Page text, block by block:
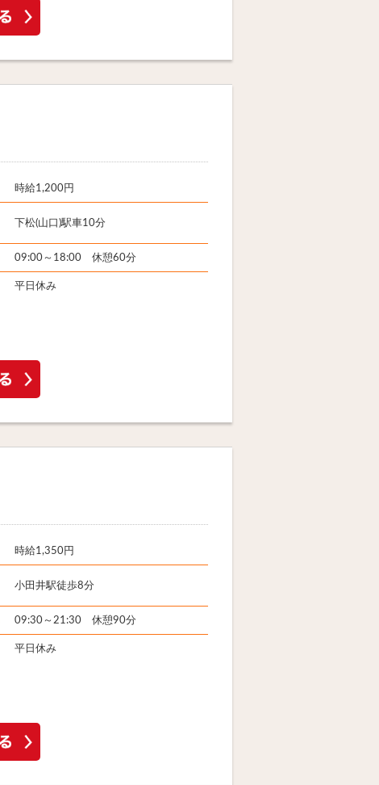
時給1,200円
下松(山口)駅車10分
09:00～18:00 休憩60分
平日休み
時給1,350円
小田井駅徒歩8分
09:30～21:30 休憩90分
平日休み